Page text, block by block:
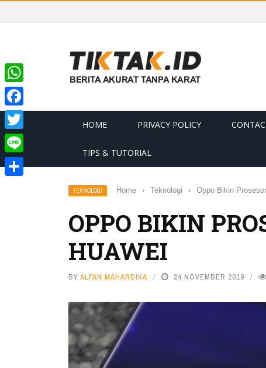
HOME PRIVACY POLICY
TIPS & TUTORIAL
TEKNOLOGI Home › Teknologi › Oppo Bikin
OPPO BIKIN
HUAWEI
BY ALFAN MAHARDIKA 24 NOVEMBER 2019
WhatsApp
Facebook
Twitter
Line